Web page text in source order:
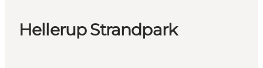
Hellerup Strandpark